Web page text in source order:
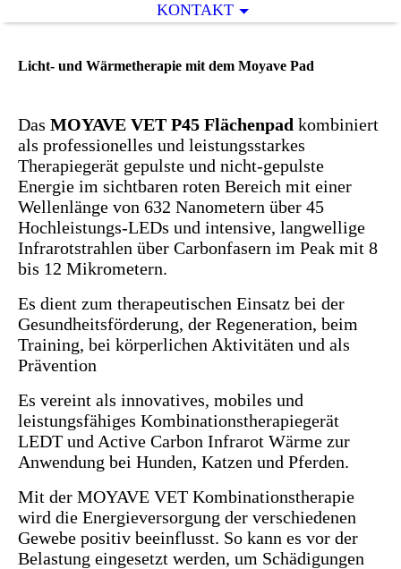
KONTAKT
Licht- und Wärmetherapie mit dem Moyave Pad
Das MOYAVE VET P45 Flächenpad kombiniert
als professionelles und leistungsstarkes
Therapiegerät gepulste und nicht-gepulste
Energie im sichtbaren roten Bereich mit einer
Wellenlänge von 632 Nanometern über 45
Hochleistungs-LEDs und intensive, langwellige
Infrarotstrahlen über Carbonfasern im Peak mit 8
bis 12 Mikrometern.
Es dient zum therapeutischen Einsatz bei der
Gesundheitsförderung, der Regeneration, beim
Training, bei körperlichen Aktivitäten und als
Prävention
Es vereint als innovatives, mobiles und
leistungsfähiges Kombinationstherapiegerät
LEDT und Active Carbon Infrarot Wärme zur
Anwendung bei Hunden, Katzen und Pferden.
Mit der MOYAVE VET Kombinationstherapie
wird die Energieversorgung der verschiedenen
Gewebe positiv beeinflusst. So kann es vor der
Belastung eingesetzt werden, um Schädigungen